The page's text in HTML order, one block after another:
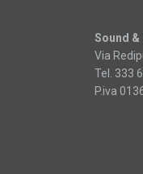
Sound &
Via
Tel. 333
P.iva